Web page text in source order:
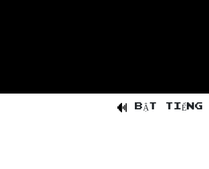
BẬT TIẾNG